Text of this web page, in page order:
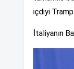
içdiyi
İtaliyanın